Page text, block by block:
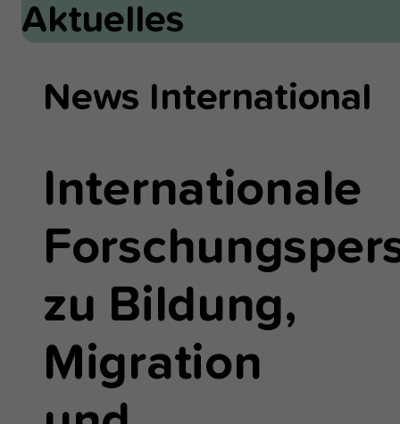
Aktuelles
News International
Internationale
zu Bildung,
Migration